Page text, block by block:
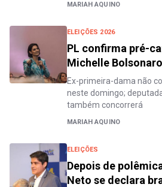
MARIAH AQUINO
ELEIÇÕES 2026
PL confirma pré-
Michelle
Ex-primeira-dama não
neste domingo;
também concorrerá
MARIAH AQUINO
ELEIÇÕES
Depois de
Neto se declara